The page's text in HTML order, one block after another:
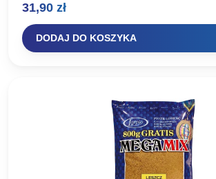
uniwersalność, równie skuteczna…
31,90 zł
DODAJ DO KOSZYKA